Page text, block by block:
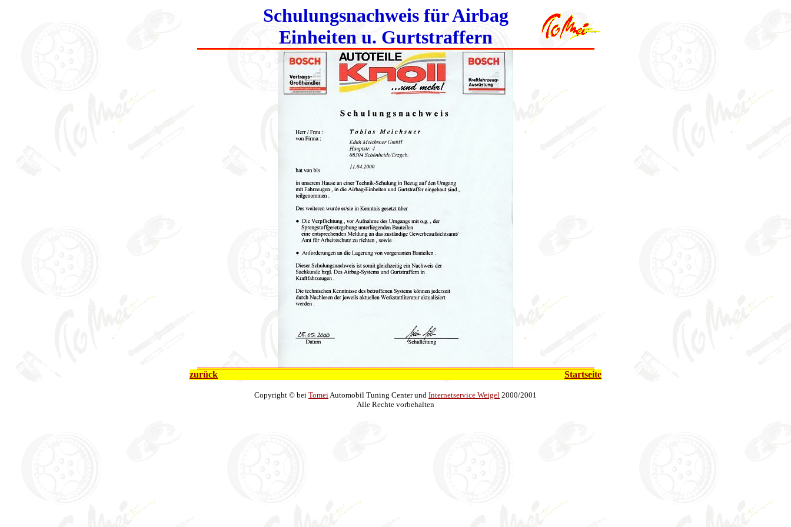
Schulungsnachweis für Airbag
Einheiten u. Gurtstraffern
zurück Startseite
Copyright © bei TomeiAutomobil Tuning Center und Internetservice Weigel 2000/2001
Alle Rechte vorbehalten